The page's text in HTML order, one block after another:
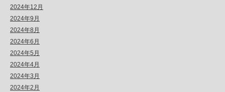
2024年12月
2024年9月
2024年8月
2024年6月
2024年5月
2024年4月
2024年3月
2024年2月